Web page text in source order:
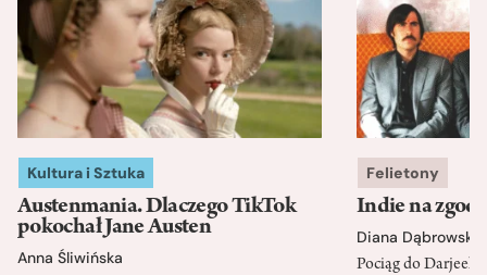
Kultura i Sztuka
Austenmania. Dlaczego TikTok
pokochał Jane Austen
Anna Śliwińska
Felietony
Indie na
Diana Dąbrowska
Pociąg do